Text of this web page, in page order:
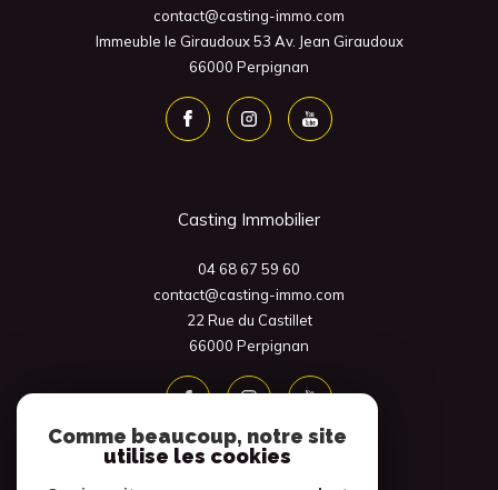
contact@casting-immo.com
Immeuble le Giraudoux 53 Av. Jean Giraudoux
66000
Perpignan
Casting Immobilier
04 68 67 59 60
contact@casting-immo.com
22 Rue du Castillet
66000
Perpignan
Comme beaucoup, notre site
utilise les cookies